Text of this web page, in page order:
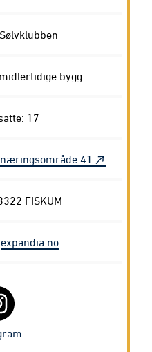
bygg
17
41
FISKUM
expandia.no